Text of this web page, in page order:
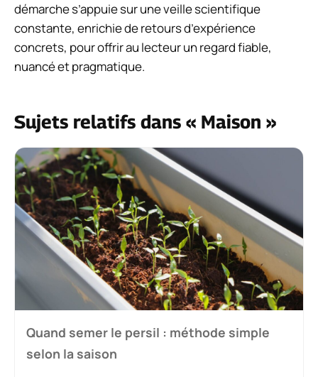
démarche s’appuie sur une veille scientifique
constante, enrichie de retours d’expérience
concrets, pour offrir au lecteur un regard fiable,
nuancé et pragmatique.
Sujets relatifs dans « Maison »
Quand semer le persil : méthode simple
selon la saison